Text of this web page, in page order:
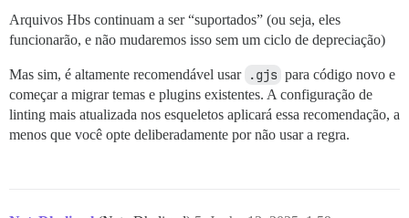
Arquivos Hbs continuam a ser “suportados” (ou seja, eles
funcionarão, e não mudaremos isso sem um ciclo de depreciação)
Mas sim, é altamente recomendável usar .gjs para código novo e
começar a migrar temas e plugins existentes. A configuração de
linting mais atualizada nos esqueletos aplicará essa recomendação, a
menos que você opte deliberadamente por não usar a regra.